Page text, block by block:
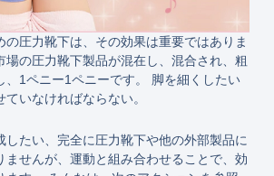
の圧力靴下は、その効果は重要ではありま
場の圧力靴下製品が混在し、混合され、粗
、1ペニー1ペニーです。 脚を細くしたい
いなければならない。
したい、完全に圧力靴下や他の外部製品に
ませんが、運動と組み合わせることで、効